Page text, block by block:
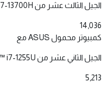
الجيل الثالث عشر من Intel® Core™ i7-13700H
14,036
كمبيوتر محمول ASUS مع
الجيل الثاني عشر من Intel® Core™ i7-1255U
5,213